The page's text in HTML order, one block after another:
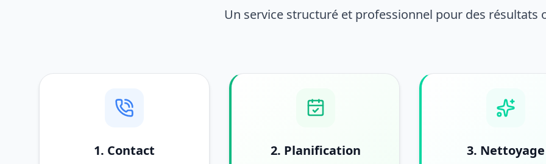
Un service structuré et professionnel pour des résultats
1. Contact 2. Planification 3. Nettoyage